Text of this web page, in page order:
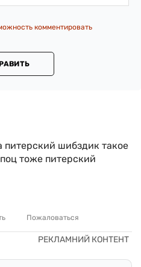
комментировать
питерский шибздик такое
тоже питерский
Пожаловаться